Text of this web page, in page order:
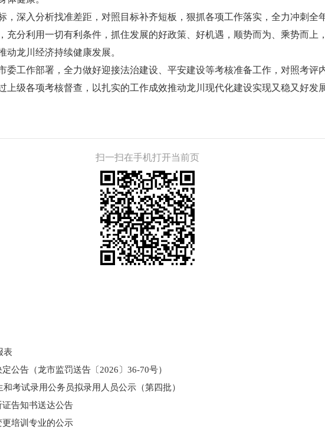
深入分析找准差距，对照目标补齐短板，狠抓各项工作落实，全力冲刺全
充分利用一切有利条件，抓住发展的好政策、好机遇，顺势而为、乘势而上
动龙川经济持续健康发展。
工作部署，全力做好迎接法治建设、平安建设等考核准备工作，对照考评
上级各项考核督查，以扎实的工作成效推动龙川现代化建设实现又稳又好发展
扫一扫在手机打开当前页
表
公告（龙市监罚送告〔2026〕36-70号）
考试录用公务员拟录用人员公示（第四批）
告知书送达公告
培训专业的公示